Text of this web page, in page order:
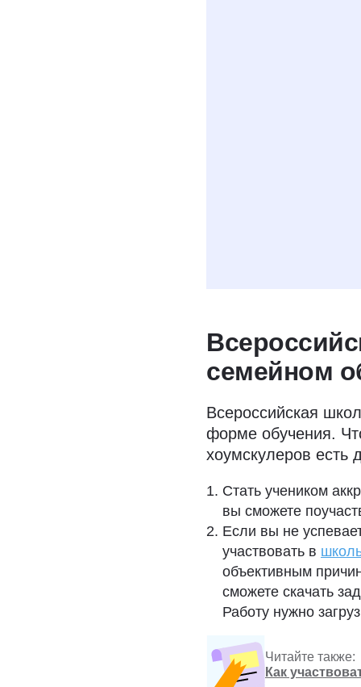
семейном
Всероссийская
форме обучения.
хоумскулеров есть
Стать учеником
вы сможете
Если вы не
участвовать в
объективным
сможете скачать
Работу нужно
Читайте также:
Как